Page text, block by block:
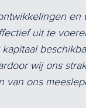
en
uit te
wij ons
van ons